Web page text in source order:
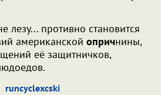
лезу... противно становится
американской опричнины,
её защитничков,
runcyclexcski